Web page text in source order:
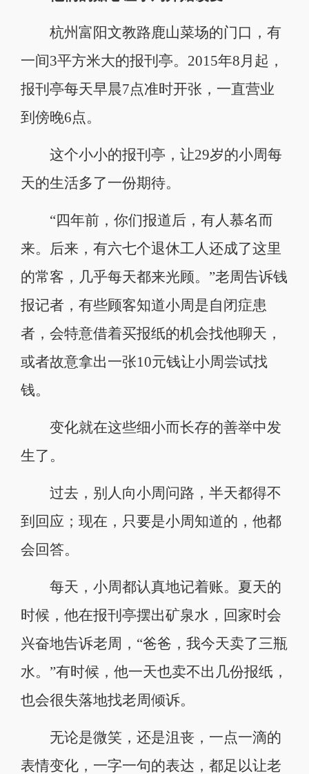
杭州富阳文教路鹿山菜场的门口，有
一间3平方米大的报刊亭。2015年8月起，
报刊亭每天早晨7点准时开张，一直营业
到傍晚6点。
这个小小的报刊亭，让29岁的小周每
天的生活多了一份期待。
“四年前，你们报道后，有人慕名而
来。后来，有六七个退休工人还成了这里
的常客，几乎每天都来光顾。”老周告诉钱
报记者，有些顾客知道小周是自闭症患
者，会特意借着买报纸的机会找他聊天，
或者故意拿出一张10元钱让小周尝试找
钱。
变化就在这些细小而长存的善举中发
生了。
过去，别人向小周问路，半天都得不
到回应；现在，只要是小周知道的，他都
会回答。
每天，小周都认真地记着账。夏天的
时候，他在报刊亭摆出矿泉水，回家时会
兴奋地告诉老周，“爸爸，我今天卖了三瓶
水。”有时候，他一天也卖不出几份报纸，
也会很失落地找老周倾诉。
无论是微笑，还是沮丧，一点一滴的
表情变化，一字一句的表达，都足以让老